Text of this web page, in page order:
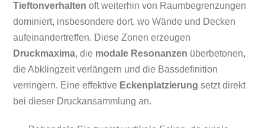
Tieftonverhalten oft weiterhin von Raumbegrenzungen
dominiert, insbesondere dort, wo Wände und Decken
aufeinandertreffen. Diese Zonen erzeugen
Druckmaxima, die modale Resonanzen überbetonen,
die Abklingzeit verlängern und die Bassdefinition
verringern. Eine effektive Eckenplatzierung setzt direkt
bei dieser Druckansammlung an.